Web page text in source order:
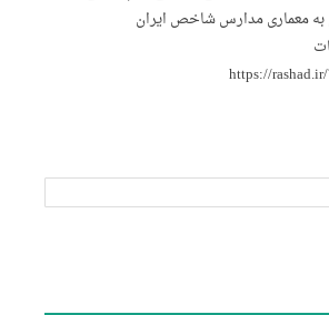
معماری مدارس شاخص ایران
https://